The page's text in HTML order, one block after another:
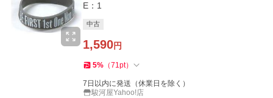
E：1
中古
1,590円
5% （71pt）
7日以内に発送（休業日を除く）
駿河屋Yahoo!店